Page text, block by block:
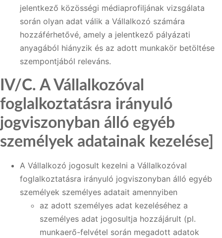
jelentkező közösségi médiaprofiljának vizsgálata
során olyan adat válik a Vállalkozó számára
hozzáférhetővé, amely a jelentkező pályázati
anyagából hiányzik és az adott munkakör betöltése
szempontjából releváns.
IV/C. A Vállalkozóval
foglalkoztatásra irányuló
jogviszonyban álló egyéb
személyek adatainak kezelése]
A Vállalkozó jogosult kezelni a Vállalkozóval
foglalkoztatásra irányuló jogviszonyban álló egyéb
személyek személyes adatait amennyiben
az adott személyes adat kezeléséhez a
személyes adat jogosultja hozzájárult (pl.
munkaerő-felvétel során megadott adatok